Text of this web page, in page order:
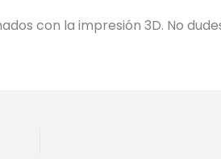
con la impresión 3D. No